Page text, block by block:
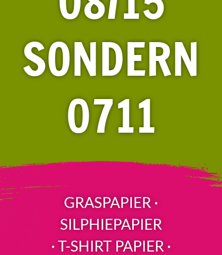
SONDERN
0711
GRASPAPIER ·
SILPHIEPAPIER
· T-SHIRT PAPIER ·